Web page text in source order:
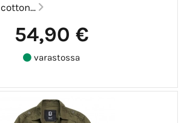
54,90 €
varastossa